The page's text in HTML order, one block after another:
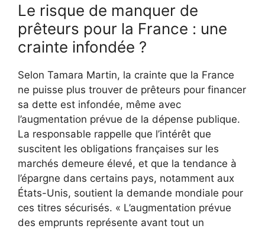
Le risque de manquer de
prêteurs pour la France : une
crainte infondée ?
Selon Tamara Martin, la crainte que la France
ne puisse plus trouver de prêteurs pour financer
sa dette est infondée, même avec
l’augmentation prévue de la dépense publique.
La responsable rappelle que l’intérêt que
suscitent les obligations françaises sur les
marchés demeure élevé, et que la tendance à
l’épargne dans certains pays, notamment aux
États-Unis, soutient la demande mondiale pour
ces titres sécurisés. « L’augmentation prévue
des emprunts représente avant tout un